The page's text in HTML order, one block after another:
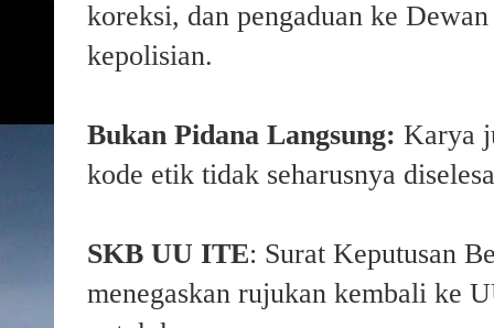
koreksi, dan pengaduan ke
kepolisian.
Bukan Pidana Langsung: Karya
kode etik tidak seharusnya
SKB UU ITE: Surat Keputusan
menegaskan rujukan kembali ke